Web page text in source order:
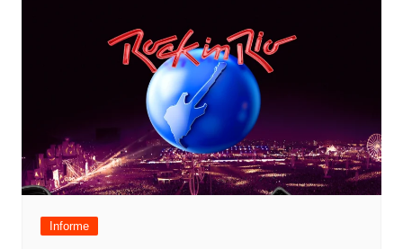
Informe